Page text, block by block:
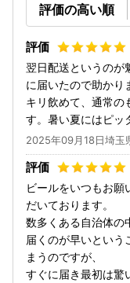
評価の高い順
翌日配送というのが
に届いたので助かり
キリ飲めて、通常の
す。暑い夏にはピッ
2025年09月18日埼玉
ビールをいつもお願
だいております。
数多くある自治体の
届くのが早いという
まうのですが、
すぐに届き最初は驚